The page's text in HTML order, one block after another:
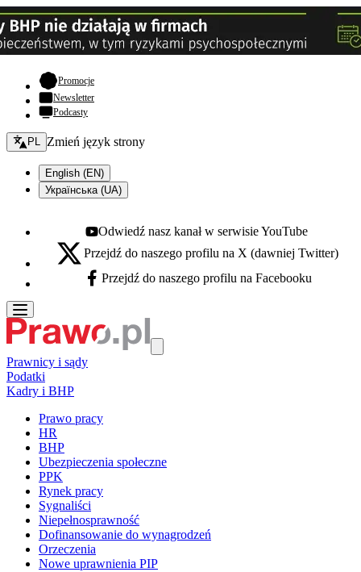
Promocje- otwiera się w nowej karcie
Newsletter
Podcasty
Zmień język - bieżący:
PL Zmień język strony
English (EN)
Українська (UA)
Youtube - otwiera się w nowej karcie
Odwiedź nasz kanał w serwisie YouTube
X - otwiera się w nowej karcie
Przejdź do naszego profilu na X (dawniej Twitter)
Facebook - otwiera się w nowej karcie
Przejdź do naszego profilu na Facebooku
Prawnicy i sądy
Podatki
Kadry i BHP
Prawo pracy
HR
BHP
Ubezpieczenia społeczne
PPK
Rynek pracy
Sygnaliści
Niepełnosprawność
Dofinansowanie do wynagrodzeń
Orzeczenia
Nowe uprawnienia PIP